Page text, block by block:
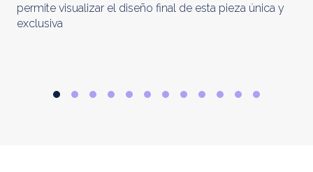
permite visualizar el diseño final de esta pieza única y
exclusiva